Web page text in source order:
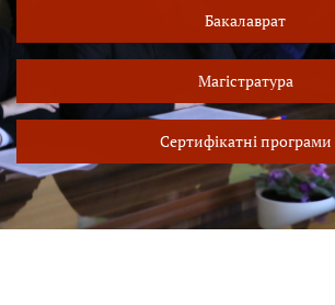
Бакалаврат
Магістратура
Сертифікатні програми